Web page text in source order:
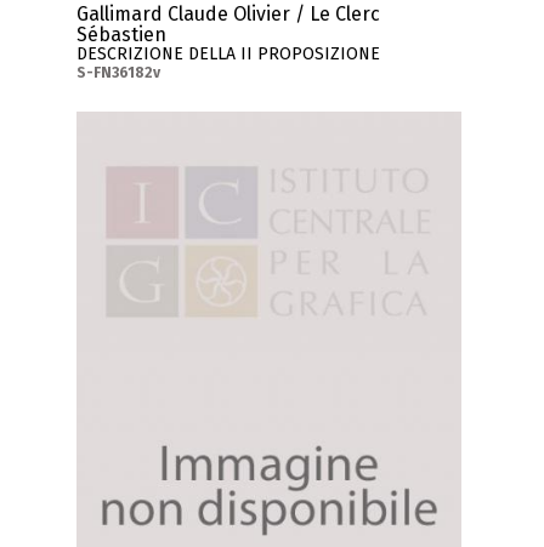
Gallimard Claude Olivier / Le Clerc
Sébastien
DESCRIZIONE DELLA II PROPOSIZIONE
S-FN36182v